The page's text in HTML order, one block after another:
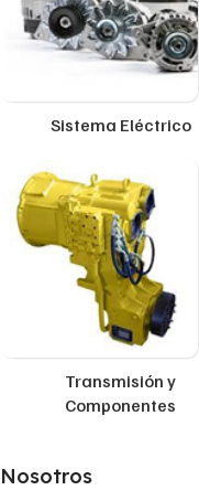
Sistema Eléctrico
Transmisión y
Componentes
Nosotros